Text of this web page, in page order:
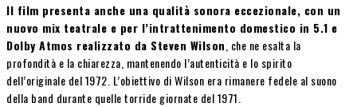
Il film presenta anche una qualità sonora eccezionale, con un
nuovo mix teatrale e per l’intrattenimento domestico in 5.1 e
Dolby Atmos realizzato da Steven Wilson , che ne esalta la
profondità e la chiarezza, mantenendo l’autenticità e lo spirito
dell’originale del 1972. L’obiettivo di Wilson era rimanere fedele al suono
della band durante quelle torride giornate del 1971.